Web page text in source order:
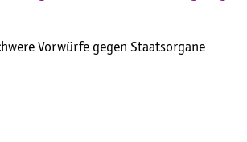
Vorwürfe gegen Staatsorgane